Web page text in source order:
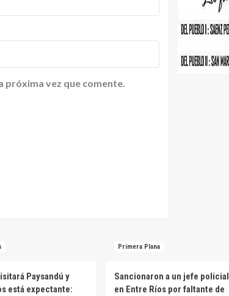
próxima vez que comente.
Paysandú y
está expectante:
Primera Plana
Sancionaron a un jefe policial
en Entre Ríos por faltante de